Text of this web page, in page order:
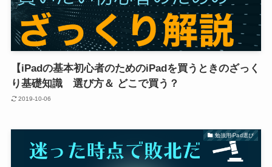
【iPadの基本初心者のためのiPadを買うときのざっく
り基礎知識 選び方＆ どこで買う？
2019-10-06
勉強用iPad選び